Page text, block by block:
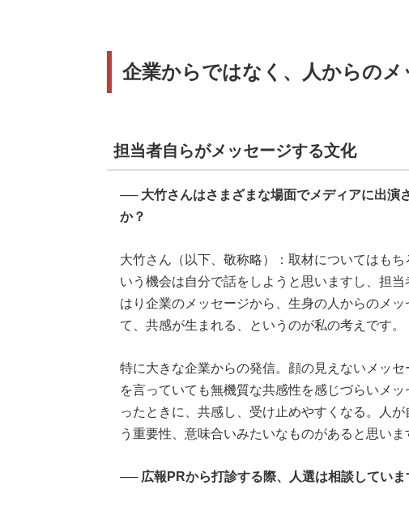
企業からではなく、人からのメ
担当者自らがメッセージする文化
── 大竹さんはさまざまな場面でメディアに出演
か？
大竹さん（以下、敬称略）：取材についてはも
いう機会は自分で話をしようと思いますし、担
はり企業のメッセージから、生身の人からのメ
て、共感が生まれる、というのが私の考えです。
特に大きな企業からの発信。顔の見えないメッ
を言っていても無機質な共感性を感じづらいメ
ったときに、共感し、受け止めやすくなる。人
う重要性、意味合いみたいなものがあると思いま
── 広報PRから打診する際、人選は相談していま